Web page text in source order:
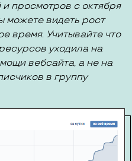
просмотров с октября
можете видеть рост
время. Учитывайте что
уходила на
вебсайта, а не на
в группу